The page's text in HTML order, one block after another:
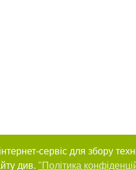
сервіс для збору
див. "Політика